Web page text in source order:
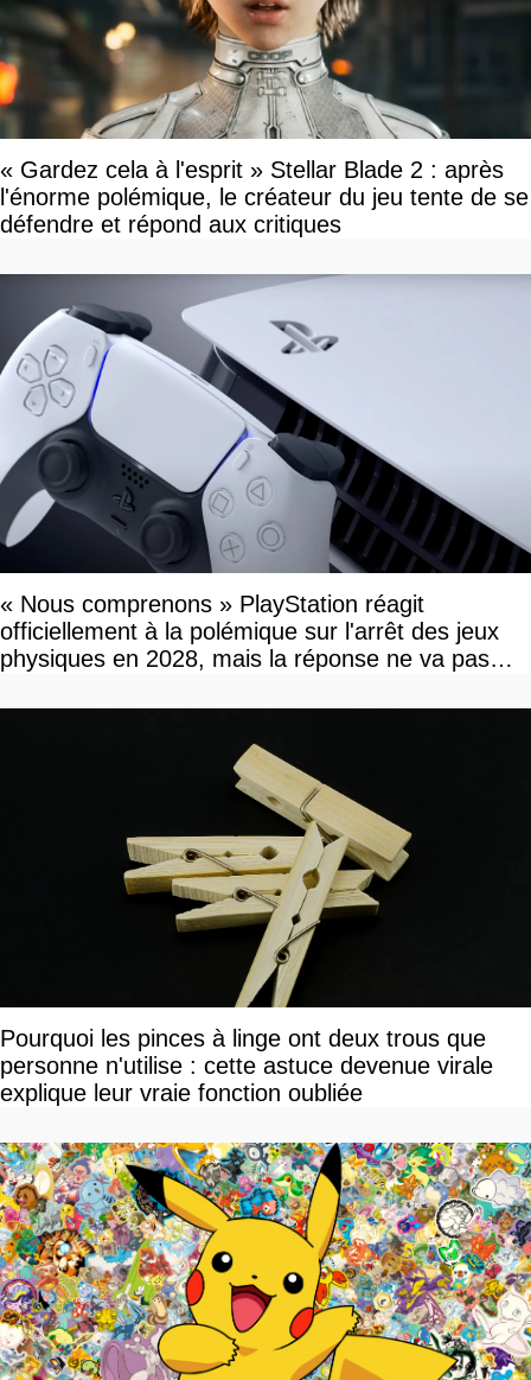
« Gardez cela à l'esprit » Stellar Blade 2 : après
l'énorme polémique, le créateur du jeu tente de se
défendre et répond aux critiques
« Nous comprenons » PlayStation réagit
officiellement à la polémique sur l'arrêt des jeux
physiques en 2028, mais la réponse ne va pas
Pourquoi les pinces à linge ont deux trous que
personne n'utilise : cette astuce devenue virale
explique leur vraie fonction oubliée